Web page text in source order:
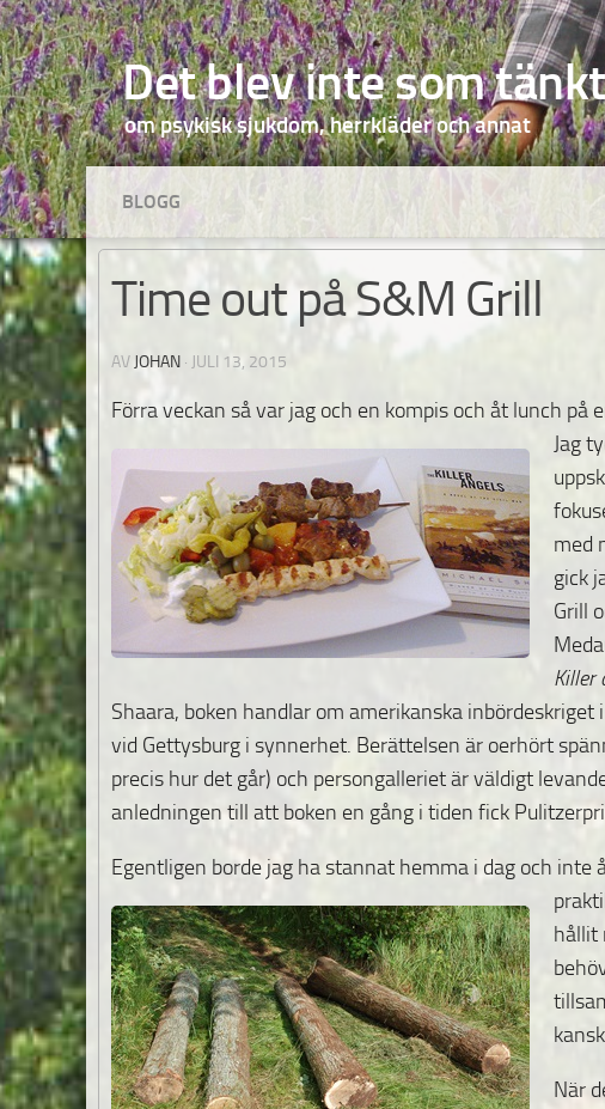
Hoppa till innehåll
Det blev inte som tänkt
om psykisk sjukdom, herrkläder och annat
BLOGG
Time out på S&M Grill
AV JOHAN · JULI 13, 2015
Förra veckan så var jag och en kompis och åt lunch
Jag
med
gick
Grill
Killer
Shaara, boken handlar om amerikanska
vid Gettysburg i synnerhet. Berättelsen är oerhört
precis hur det går) och persongalleriet är väldigt
anledningen till att boken en gång i tiden fick
Egentligen borde jag ha stannat hemma i dag och inte
hållit
När